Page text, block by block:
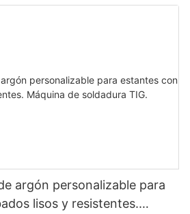
argón personalizable para
lisos y resistentes.